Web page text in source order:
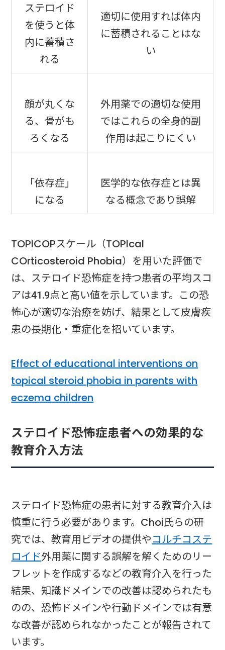
ステロイド
を使うと体
内に蓄積さ
れる
適切に使用すれば体内
に蓄積されることはな
い
顔が丸くな
る、骨がも
ろくなる
外用薬での適切な使用
ではこれらの全身的副
作用は起こりにくい
「依存症」
になる
医学的な依存症とは異
なる概念であり誤解
TOPICOPスケール（TOPIcal
COrticosteroid Phobia）を用いた評価で
は、ステロイド恐怖症を持つ患者の平均スコ
アは41.9点と高い値を示しています。この恐
怖心が適切な治療を妨げ、結果として皮膚疾
患の長期化・重症化を招いています。
Effect of educational interventions on
topical steroid phobia in parents with
eczema children
ステロイド恐怖症患者への効果的な
教育介入方法
ステロイド恐怖症の患者に対する教育介入は
慎重に行う必要があります。Choi氏らの研
究では、教育用ビデオの提供やコルチコステ
ロイド外用薬に関する誤解を解くためのリー
フレットを作成するなどの教育介入を行った
結果、知識ドメインでの改善は認められたも
のの、恐怖ドメインや行動ドメインでは有意
な改善が認められなかったことが報告されて
います。